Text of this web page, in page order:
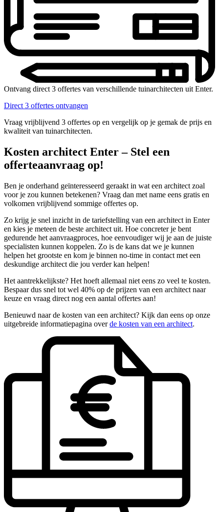
Ontvang direct 3 offertes van verschillende tuinarchitecten uit Enter.
Direct 3 offertes ontvangen
Vraag vrijblijvend 3 offertes op en vergelijk op je gemak de prijs en
kwaliteit van tuinarchitecten.
Kosten architect Enter – Stel een
offerteaanvraag op!
Ben je onderhand geïnteresseerd geraakt in wat een architect zoal
voor je zou kunnen betekenen? Vraag dan met name eens gratis en
volkomen vrijblijvend sommige offertes op.
Zo krijg je snel inzicht in de tariefstelling van een architect in Enter
en kies je meteen de beste architect uit. Hoe concreter je bent
gedurende het aanvraagproces, hoe eenvoudiger wij je aan de juiste
specialisten kunnen koppelen. Zo is de kans dat we je kunnen
helpen het grootste en kom je binnen no-time in contact met een
deskundige architect die jou verder kan helpen!
Het aantrekkelijkste? Het hoeft allemaal niet eens zo veel te kosten.
Bespaar dus snel tot wel 40% op de prijzen van een architect naar
keuze en vraag direct nog een aantal offertes aan!
Benieuwd naar de kosten van een architect? Kijk dan eens op onze
uitgebreide informatiepagina overde kosten van een architect.